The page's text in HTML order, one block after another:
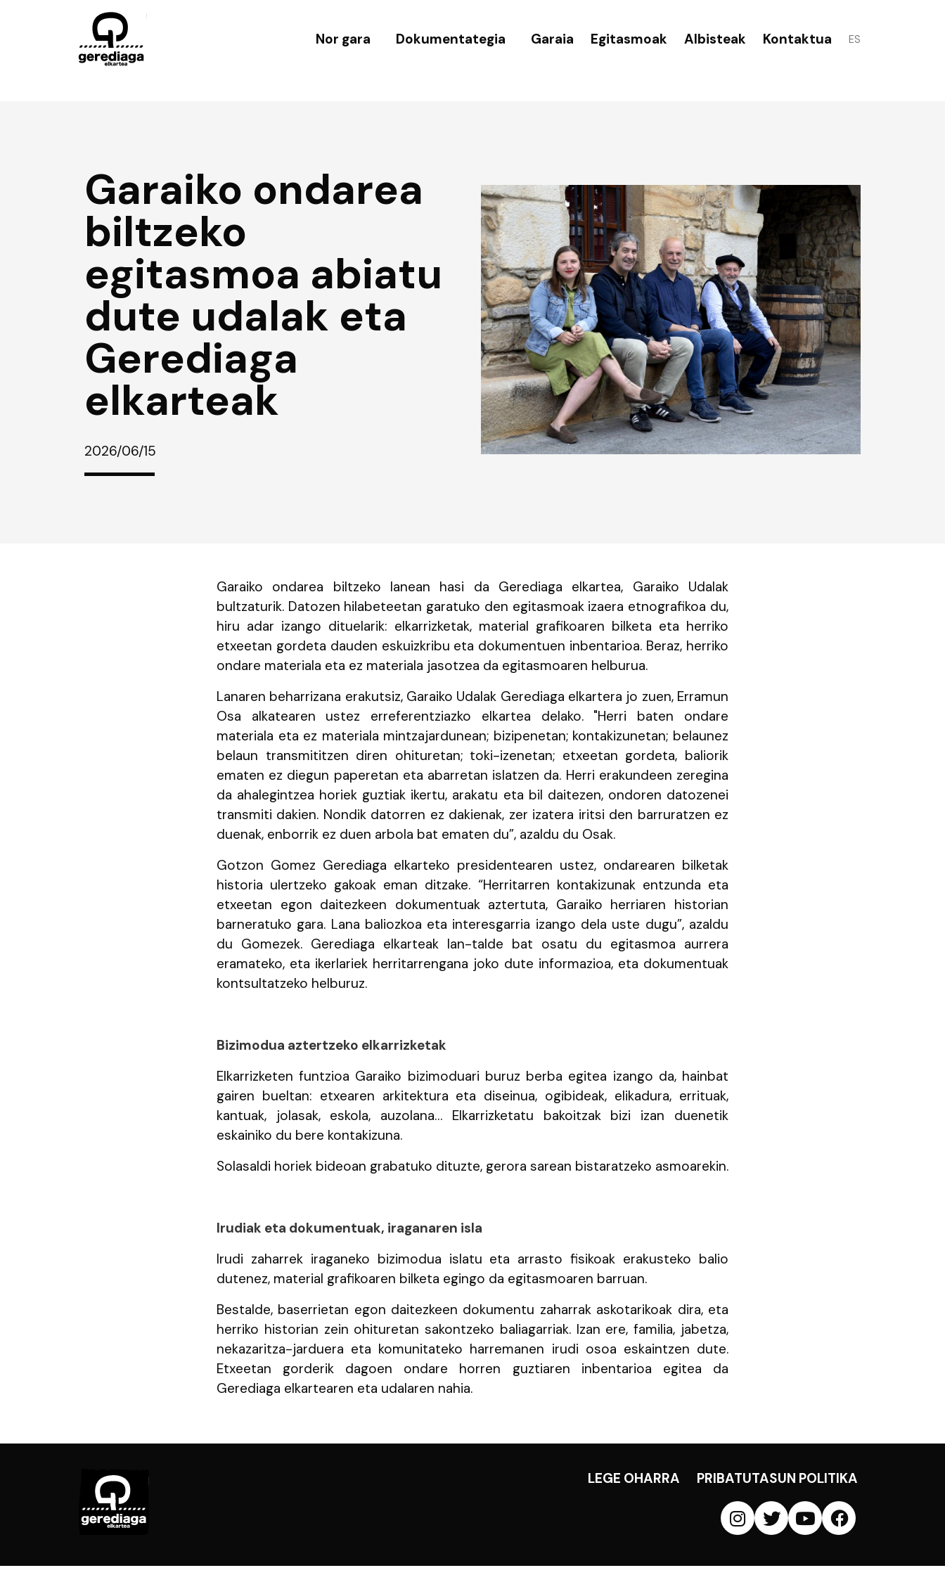
Nor gara Dokumentategia Garaia Egitasmoak Albisteak Kontaktua ES
Garaiko ondarea
biltzeko
egitasmoa abiatu
dute udalak eta
Gerediaga
elkarteak
2026/06/15
Garaiko ondarea biltzeko lanean hasi da Gerediaga elkartea, Garaiko Udalak
bultzaturik. Datozen hilabeteetan garatuko den egitasmoak izaera etnografikoa du,
hiru adar izango dituelarik: elkarrizketak, material grafikoaren bilketa eta herriko
etxeetan gordeta dauden eskuizkribu eta dokumentuen inbentarioa. Beraz, herriko
ondare materiala eta ez materiala jasotzea da egitasmoaren helburua.
Lanaren beharrizana erakutsiz, Garaiko Udalak Gerediaga elkartera jo zuen, Erramun
Osa alkatearen ustez erreferentziazko elkartea delako. "Herri baten ondare
materiala eta ez materiala mintzajardunean; bizipenetan; kontakizunetan; belaunez
belaun transmititzen diren ohituretan; toki-izenetan; etxeetan gordeta, baliorik
ematen ez diegun paperetan eta abarretan islatzen da. Herri erakundeen zeregina
da ahalegintzea horiek guztiak ikertu, arakatu eta bil daitezen, ondoren datozenei
transmiti dakien. Nondik datorren ez dakienak, zer izatera iritsi den barruratzen ez
duenak, enborrik ez duen arbola bat ematen du”, azaldu du Osak.
Gotzon Gomez Gerediaga elkarteko presidentearen ustez, ondarearen bilketak
historia ulertzeko gakoak eman ditzake. “Herritarren kontakizunak entzunda eta
etxeetan egon daitezkeen dokumentuak aztertuta, Garaiko herriaren historian
barneratuko gara. Lana baliozkoa eta interesgarria izango dela uste dugu”, azaldu
du Gomezek. Gerediaga elkarteak lan-talde bat osatu du egitasmoa aurrera
eramateko, eta ikerlariek herritarrengana joko dute informazioa, eta dokumentuak
kontsultatzeko helburuz.
Bizimodua aztertzeko elkarrizketak
Elkarrizketen funtzioa Garaiko bizimoduari buruz berba egitea izango da, hainbat
gairen bueltan: etxearen arkitektura eta diseinua, ogibideak, elikadura, errituak,
kantuak, jolasak, eskola, auzolana… Elkarrizketatu bakoitzak bizi izan duenetik
eskainiko du bere kontakizuna.
Solasaldi horiek bideoan grabatuko dituzte, gerora sarean bistaratzeko asmoarekin.
Irudiak eta dokumentuak, iraganaren isla
Irudi zaharrek iraganeko bizimodua islatu eta arrasto fisikoak erakusteko balio
dutenez, material grafikoaren bilketa egingo da egitasmoaren barruan.
Bestalde, baserrietan egon daitezkeen dokumentu zaharrak askotarikoak dira, eta
herriko historian zein ohituretan sakontzeko baliagarriak. Izan ere, familia, jabetza,
nekazaritza-jarduera eta komunitateko harremanen irudi osoa eskaintzen dute.
Etxeetan gorderik dagoen ondare horren guztiaren inbentarioa egitea da
Gerediaga elkartearen eta udalaren nahia.
LEGE OHARRA PRIBATUTASUN POLITIKA